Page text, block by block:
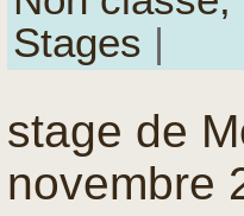
Stages |
stage de
novembre